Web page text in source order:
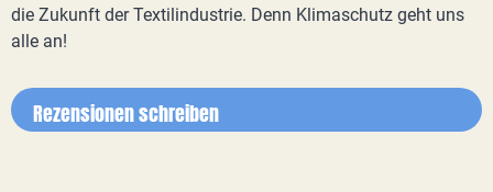
die Zukunft der Textilindustrie. Denn Klimaschutz geht uns
alle an!
Rezensionen schreiben